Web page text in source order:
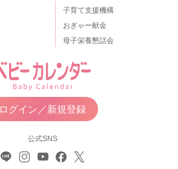
子育て支援機構
おぎゃー献金
母子栄養懇話会
ログイン／新規登録
公式SNS